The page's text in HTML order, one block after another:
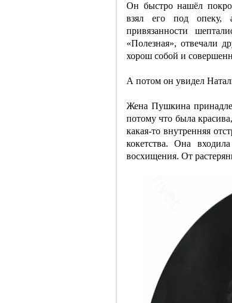
Он быстро нашёл
взял его под опеку,
привязанности
«Полезная», отвечали
хорош собой и
А потом он увидел
Жена Пушкина
потому что была
какая-то внутренняя
кокетства. Она
восхищения. От